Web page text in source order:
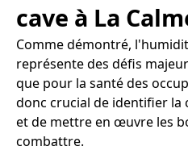
cave à La
Comme démontré,
représente des défis
que pour la santé des
donc crucial de identifier la
et de mettre en œuvre les
combattre.